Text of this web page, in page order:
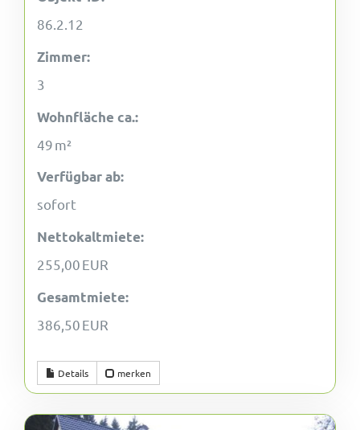
86.2.12
Zimmer:
3
Wohnfläche ca.:
49 m²
Verfügbar ab:
sofort
Nettokaltmiete:
255,00 EUR
Gesamtmiete:
386,50 EUR
Details merken